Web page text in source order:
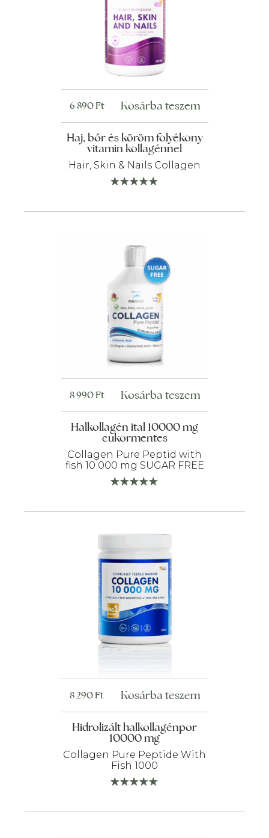
Haj, bőr és köröm folyékony
vitamin kollagénnel
Hair, Skin & Nails Collagen
6 890Ft Kosárba teszem
Halkollagén ital 10000 mg
cukormentes
Collagen Pure Peptid with
fish 10 000 mg SUGAR FREE
8 990Ft Kosárba teszem
Hidrolizált halkollagénpor
10000 mg
Collagen Pure Peptide With
Fish 1000
8 290Ft Kosárba teszem